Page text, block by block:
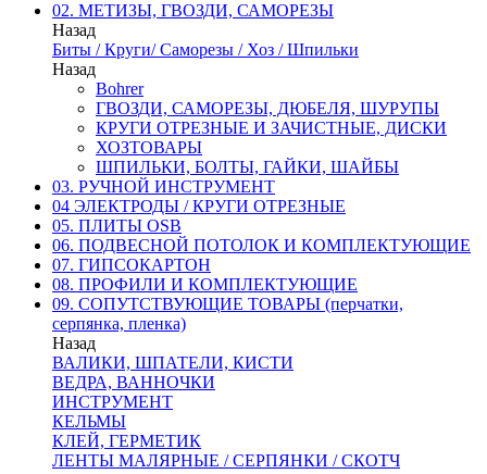
02. МЕТИЗЫ, ГВОЗДИ, САМОРЕЗЫ
Назад
Биты / Круги/ Саморезы / Хоз / Шпильки
Назад
Bohrer
ГВОЗДИ, САМОРЕЗЫ, ДЮБЕЛЯ, ШУРУПЫ
КРУГИ ОТРЕЗНЫЕ И ЗАЧИСТНЫЕ, ДИСКИ
ХОЗТОВАРЫ
ШПИЛЬКИ, БОЛТЫ, ГАЙКИ, ШАЙБЫ
03. РУЧНОЙ ИНСТРУМЕНТ
04 ЭЛЕКТРОДЫ / КРУГИ ОТРЕЗНЫЕ
05. ПЛИТЫ OSB
06. ПОДВЕСНОЙ ПОТОЛОК И КОМПЛЕКТУЮЩИЕ
07. ГИПСОКАРТОН
08. ПРОФИЛИ И КОМПЛЕКТУЮЩИЕ
09. СОПУТСТВУЮЩИЕ ТОВАРЫ (перчатки,
серпянка, пленка)
Назад
ВАЛИКИ, ШПАТЕЛИ, КИСТИ
ВЕДРА, ВАННОЧКИ
ИНСТРУМЕНТ
КЕЛЬМЫ
КЛЕЙ, ГЕРМЕТИК
ЛЕНТЫ МАЛЯРНЫЕ / СЕРПЯНКИ / СКОТЧ